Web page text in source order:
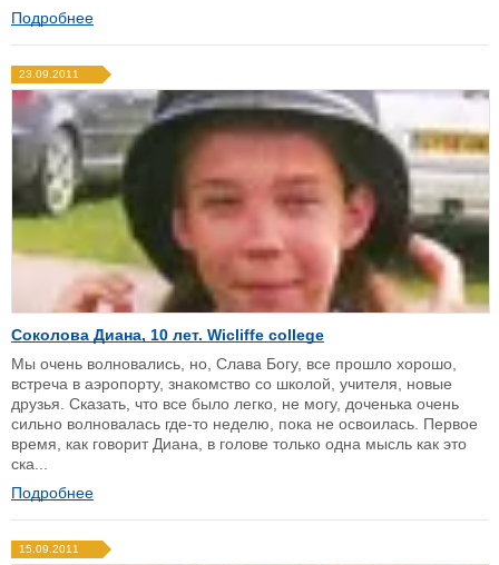
Подробнее
23.09.2011
Соколова Диана, 10 лет. Wicliffe college
Мы очень волновались, но, Слава Богу, все прошло хорошо,
встреча в аэропорту, знакомство со школой, учителя, новые
друзья. Сказать, что все было легко, не могу, доченька очень
сильно волновалась где-то неделю, пока не освоилась. Первое
время, как говорит Диана, в голове только одна мысль как это
ска...
Подробнее
15.09.2011